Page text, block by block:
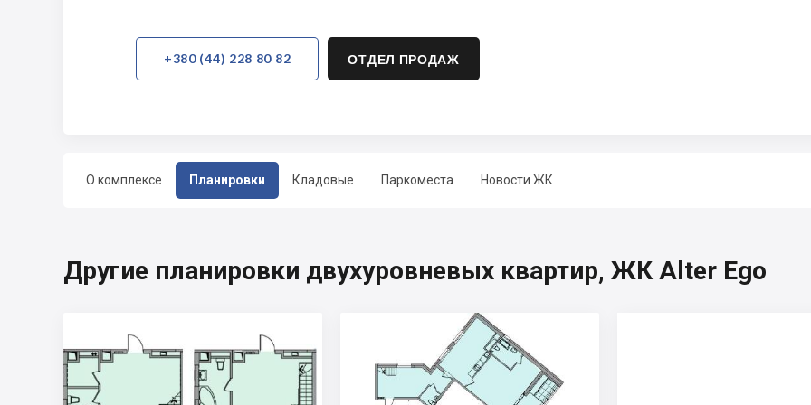
О комплексе Планировки Кладовые Паркоместа Новости ЖК
+380 (44) 228 80 82 ОТДЕЛ ПРОДАЖ
Другие планировки двухуровневых квартир, ЖК Alter Ego